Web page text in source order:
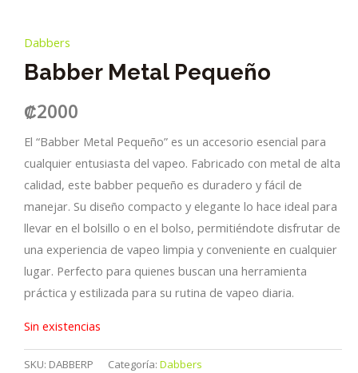
Dabbers
Babber Metal Pequeño
₡2000
El “Babber Metal Pequeño” es un accesorio esencial para
cualquier entusiasta del vapeo. Fabricado con metal de alta
calidad, este babber pequeño es duradero y fácil de
manejar. Su diseño compacto y elegante lo hace ideal para
llevar en el bolsillo o en el bolso, permitiéndote disfrutar de
una experiencia de vapeo limpia y conveniente en cualquier
lugar. Perfecto para quienes buscan una herramienta
práctica y estilizada para su rutina de vapeo diaria.
Sin existencias
SKU: DABBERP Categoría: Dabbers